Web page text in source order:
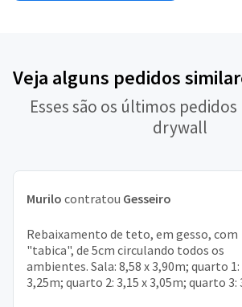
Veja alguns pedidos
Esses são os últimos pedidos
drywall
Murilo contratou Gesseiro
Rebaixamento de teto, em gesso, com
"tabica", de 5cm circulando todos os
ambientes. Sala: 8,58 x 3,90m; quarto 1:
3,25m; quarto 2: 3,15 x 3,05m; quarto 3: